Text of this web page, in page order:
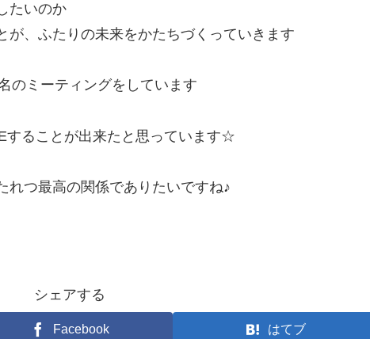
たいのか
が、ふたりの未来をかたちづくっていきます
のミーティングをしています
することが出来たと思っています☆
れつ最高の関係でありたいですね♪
シェアする
Facebook はてブ